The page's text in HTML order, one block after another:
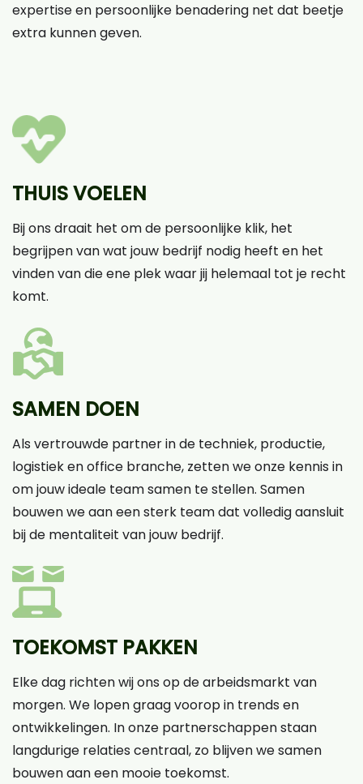
expertise en persoonlijke benadering net dat beetje
extra kunnen geven.
THUIS VOELEN
Bij ons draait het om de persoonlijke klik, het
begrijpen van wat jouw bedrijf nodig heeft en het
vinden van die ene plek waar jij helemaal tot je recht
komt.
SAMEN DOEN
Als vertrouwde partner in de techniek, productie,
logistiek en office branche, zetten we onze kennis in
om jouw ideale team samen te stellen. Samen
bouwen we aan een sterk team dat volledig aansluit
bij de mentaliteit van jouw bedrijf.
TOEKOMST PAKKEN
Elke dag richten wij ons op de arbeidsmarkt van
morgen. We lopen graag voorop in trends en
ontwikkelingen. In onze partnerschappen staan
langdurige relaties centraal, zo blijven we samen
bouwen aan een mooie toekomst.